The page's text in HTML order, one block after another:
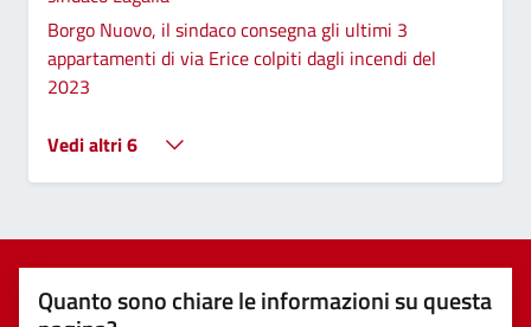
Borgo Nuovo, il sindaco consegna gli ultimi 3
appartamenti di via Erice colpiti dagli incendi del
2023
Vedi altri 6
Quanto sono chiare le informazioni su questa